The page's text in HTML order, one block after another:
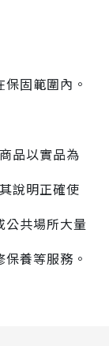
固範圍內。
品以實品為
說明正確使
共場所大量
養等服務。